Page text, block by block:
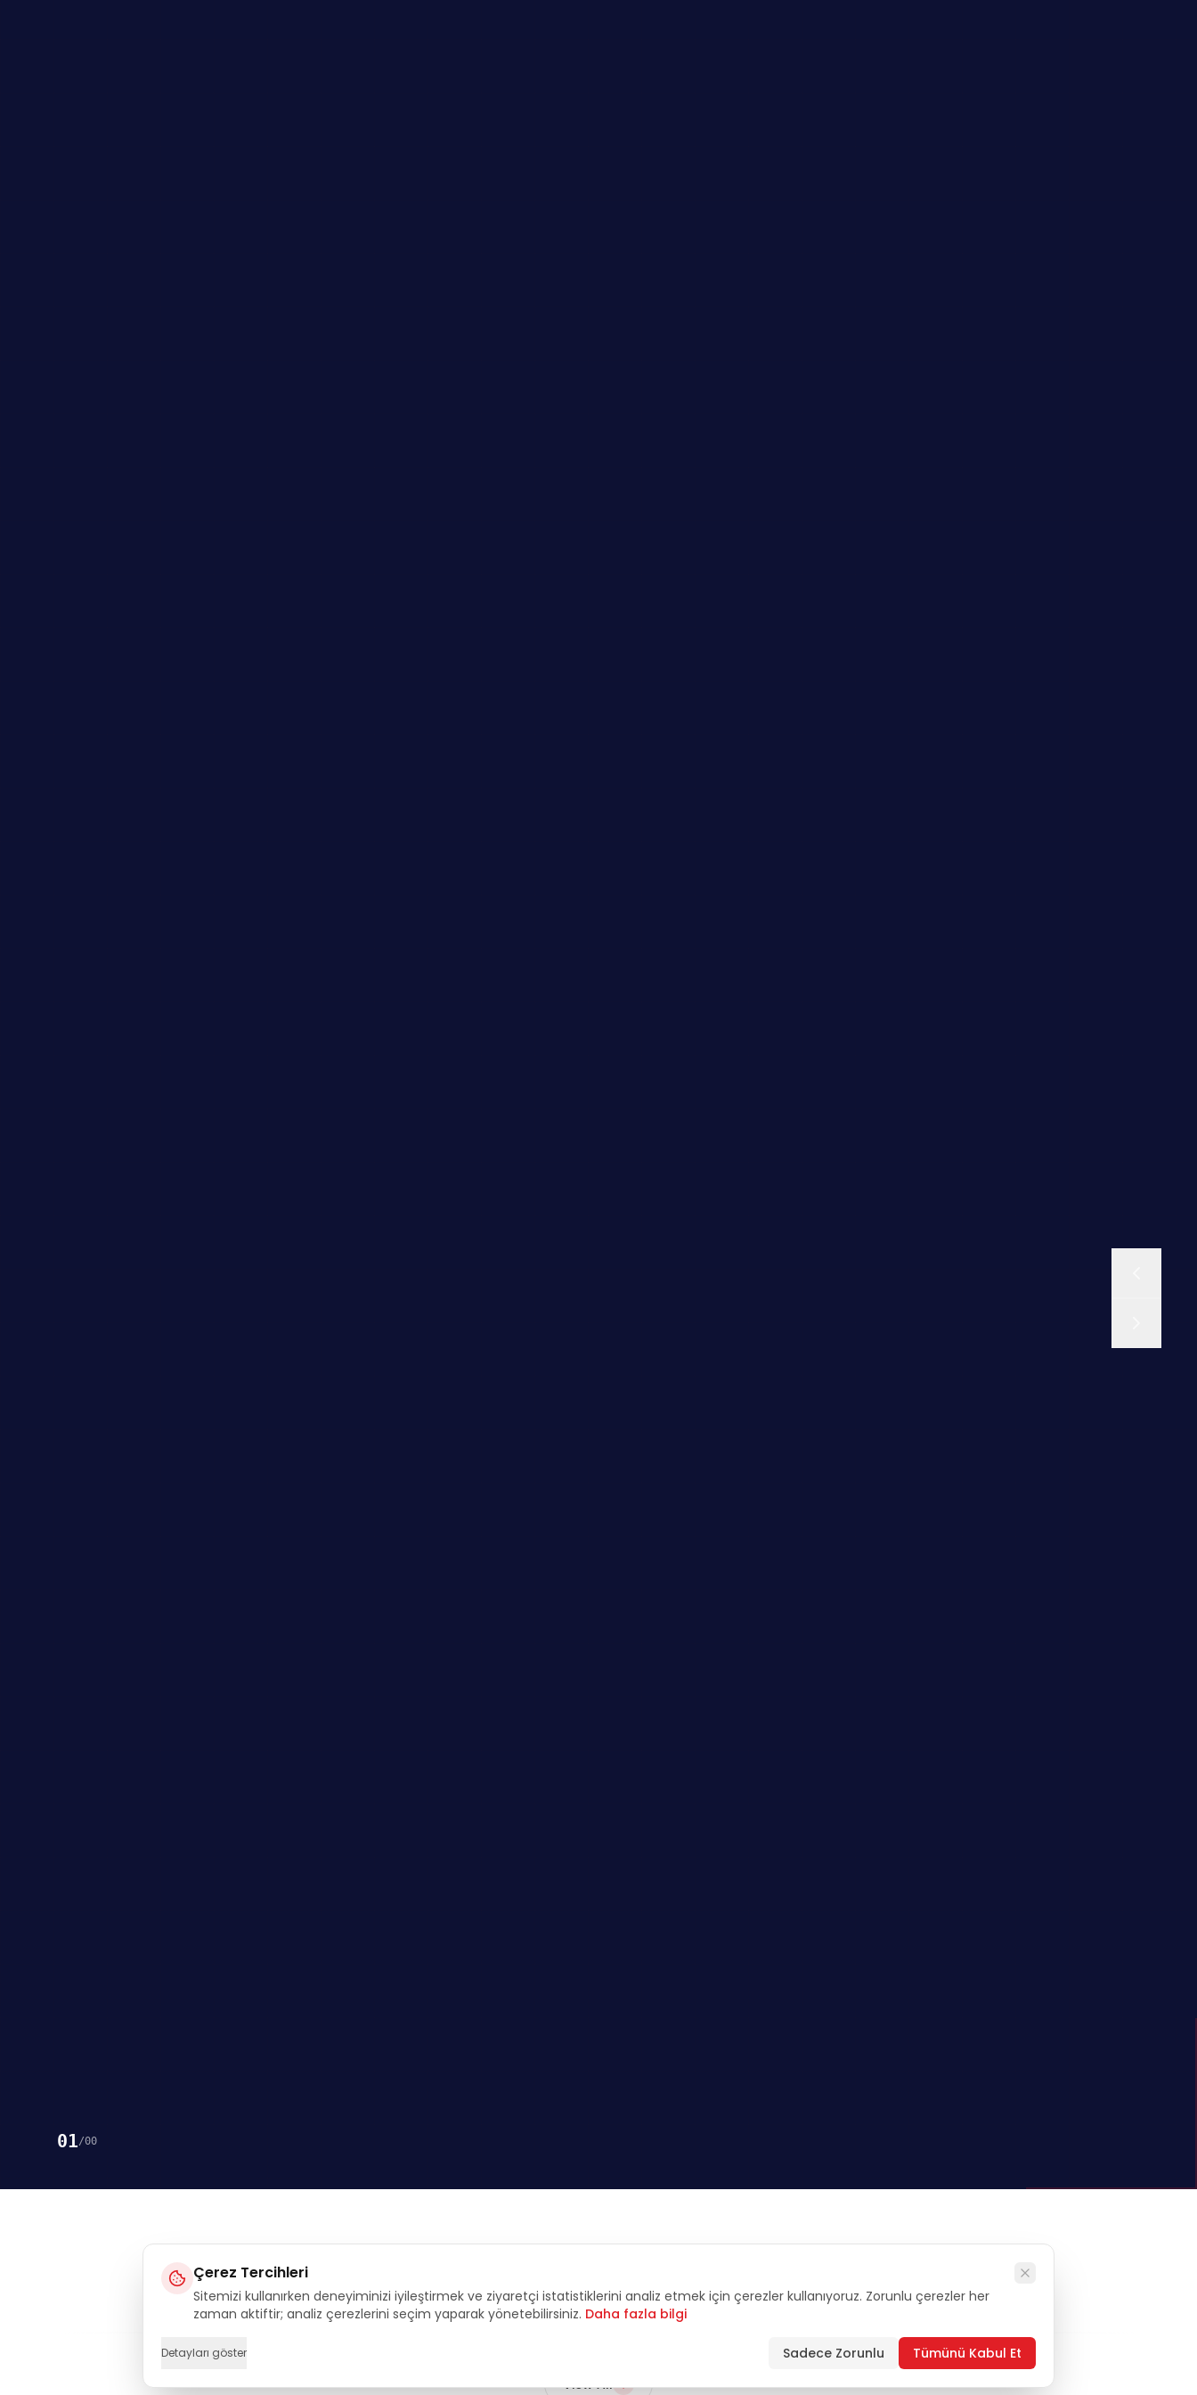
01/00
Executive Interviews & Analysis
View All
Çerez Tercihleri
Sitemizi kullanırken deneyiminizi iyileştirmek ve ziyaretçi istatistiklerini analiz etmek için çerezler kullanıyoruz. Zorunlu çerezler her
zaman aktiftir; analiz çerezlerini seçim yaparak yönetebilirsiniz. Daha fazla bilgi
Detayları göster Sadece Zorunlu Tümünü Kabul Et